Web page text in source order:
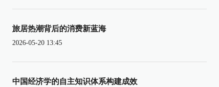
旅居热潮背后的消费新蓝海
2026-05-20 13:45
中国经济学的自主知识体系构建成效